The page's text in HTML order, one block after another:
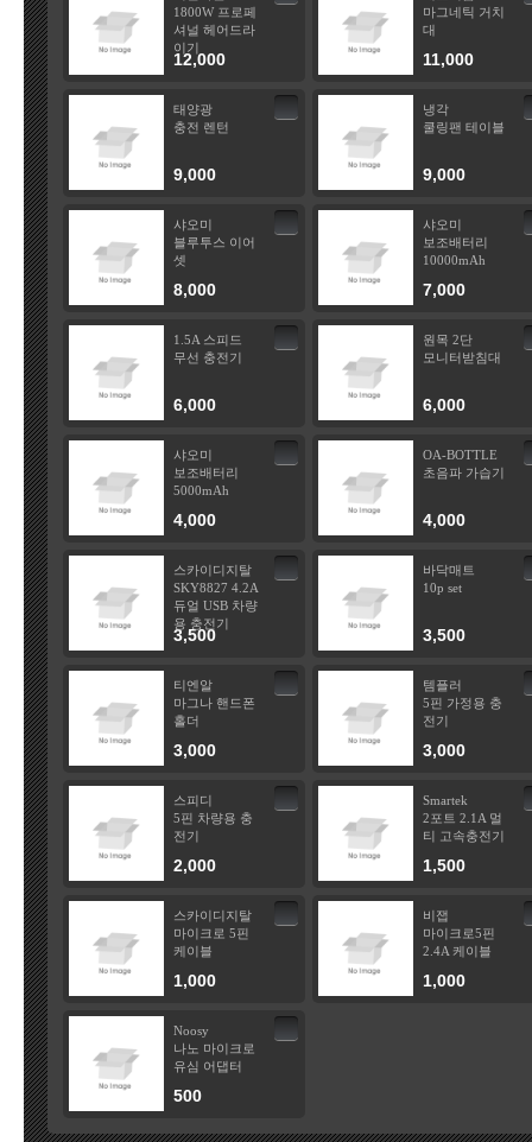
1800W 프로페
셔널 헤어드라
이기
12,000
마그네틱 거치
대
11,000
태양광
충전 렌턴
9,000
냉각
쿨링팬 테이블
9,000
샤오미
블루투스 이어
셋
8,000
샤오미
보조배터리
10000mAh
7,000
1.5A 스피드
무선 충전기
6,000
원목 2단
모니터받침대
6,000
샤오미
보조배터리
5000mAh
4,000
OA-BOTTLE
초음파 가습기
4,000
스카이디지탈
SKY8827 4.2A
듀얼 USB 차량
용 충전기
3,500
바닥매트
10p set
3,500
티엔알
마그나 핸드폰
홀더
3,000
템플러
5핀 가정용 충
전기
3,000
스피디
5핀 차량용 충
전기
2,000
Smartek
2포트 2.1A 멀
티 고속충전기
1,500
스카이디지탈
마이크로 5핀
케이블
1,000
비잽
마이크로5핀
2.4A 케이블
1,000
Noosy
나노 마이크로
유심 어댑터
500